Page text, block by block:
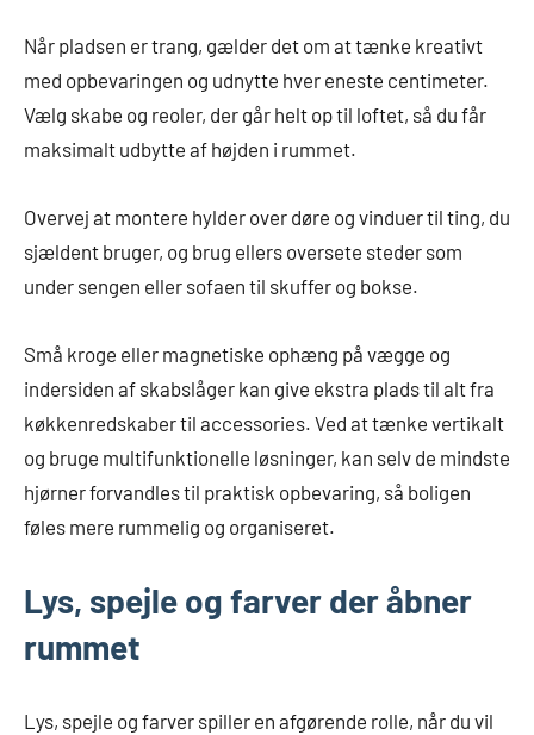
Når pladsen er trang, gælder det om at tænke kreativt
med opbevaringen og udnytte hver eneste centimeter.
Vælg skabe og reoler, der går helt op til loftet, så du får
maksimalt udbytte af højden i rummet.
Overvej at montere hylder over døre og vinduer til ting, du
sjældent bruger, og brug ellers oversete steder som
under sengen eller sofaen til skuffer og bokse.
Små kroge eller magnetiske ophæng på vægge og
indersiden af skabslåger kan give ekstra plads til alt fra
køkkenredskaber til accessories. Ved at tænke vertikalt
og bruge multifunktionelle løsninger, kan selv de mindste
hjørner forvandles til praktisk opbevaring, så boligen
føles mere rummelig og organiseret.
Lys, spejle og farver der åbner
rummet
Lys, spejle og farver spiller en afgørende rolle, når du vil